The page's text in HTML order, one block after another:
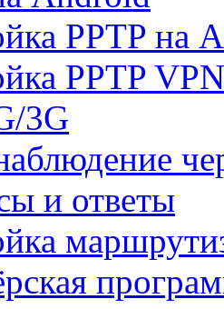
PPTP на
PPTP
3G
и ответы